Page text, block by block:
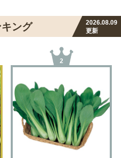
ング
2026.08.09
更新
2